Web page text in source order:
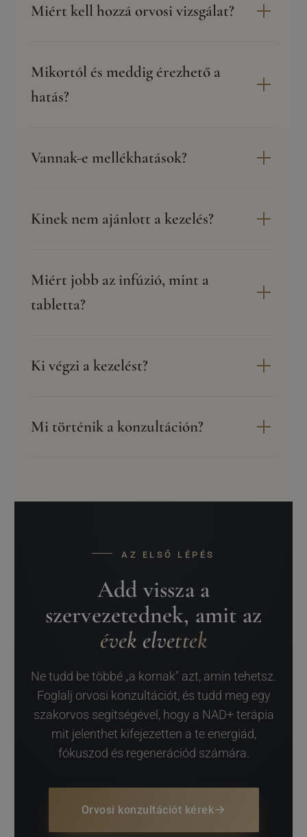
Miért kell hozzá orvosi vizsgálat?
Mikortól és meddig érezhető a
hatás?
Vannak-e mellékhatások?
Kinek nem ajánlott a kezelés?
Miért jobb az infúzió, mint a
tabletta?
Ki végzi a kezelést?
Mi történik a konzultáción?
AZ ELSŐ LÉPÉS
Add vissza a
szervezetednek, amit az
évek elvettek
Ne tudd be többé „a kornak" azt, amin tehetsz.
Foglalj orvosi konzultációt, és tudd meg egy
szakorvos segítségével, hogy a NAD+ terápia
mit jelenthet kifejezetten a te energiád,
fókuszod és regenerációd számára.
Orvosi konzultációt kérek→